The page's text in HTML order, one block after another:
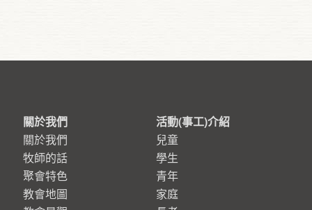
關於我們
關於我們
牧師的話
聚會特色
教會地圖
活動(事工)介紹
兒童
學生
青年
家庭